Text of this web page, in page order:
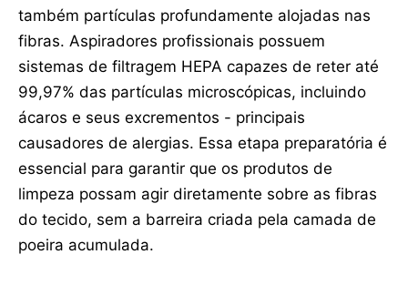
também partículas profundamente alojadas nas
fibras. Aspiradores profissionais possuem
sistemas de filtragem HEPA capazes de reter até
99,97% das partículas microscópicas, incluindo
ácaros e seus excrementos - principais
causadores de alergias. Essa etapa preparatória é
essencial para garantir que os produtos de
limpeza possam agir diretamente sobre as fibras
do tecido, sem a barreira criada pela camada de
poeira acumulada.